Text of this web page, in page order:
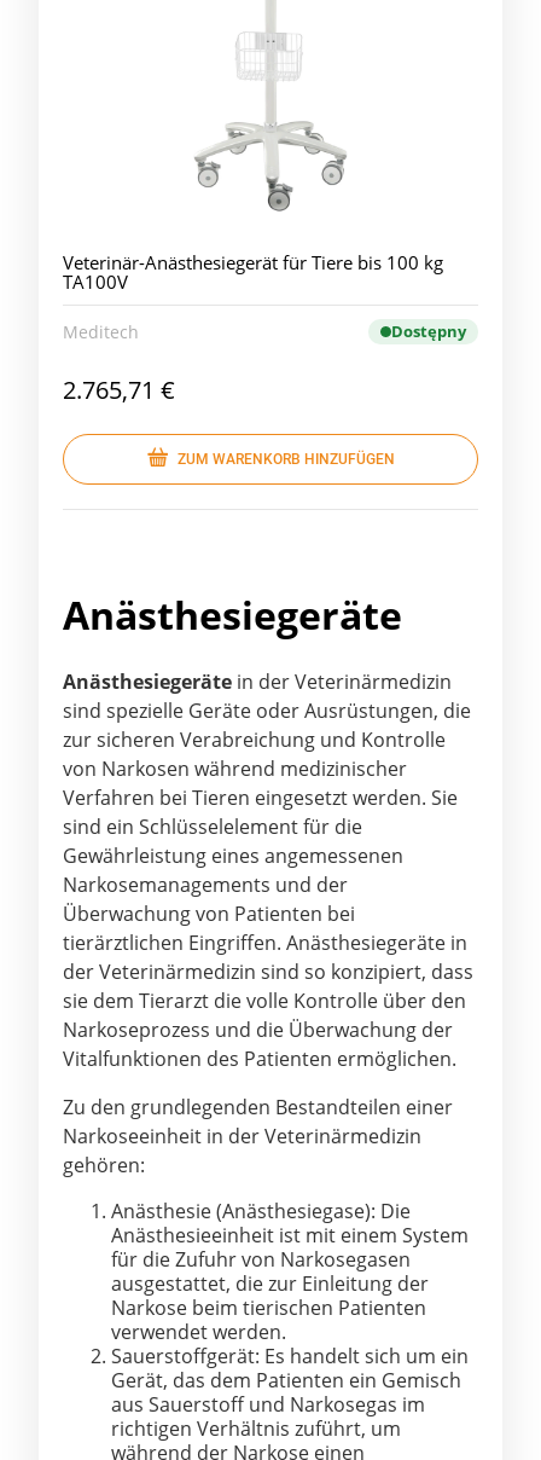
Veterinär-Anästhesiegerät für Tiere bis 100 kg
TA100V
Meditech Dostępny
2.765,71 €
ZUM WARENKORB HINZUFÜGEN
Anästhesiegeräte
Anästhesiegeräte in der Veterinärmedizin
sind spezielle Geräte oder Ausrüstungen, die
zur sicheren Verabreichung und Kontrolle
von Narkosen während medizinischer
Verfahren bei Tieren eingesetzt werden. Sie
sind ein Schlüsselelement für die
Gewährleistung eines angemessenen
Narkosemanagements und der
Überwachung von Patienten bei
tierärztlichen Eingriffen. Anästhesiegeräte in
der Veterinärmedizin sind so konzipiert, dass
sie dem Tierarzt die volle Kontrolle über den
Narkoseprozess und die Überwachung der
Vitalfunktionen des Patienten ermöglichen.
Zu den grundlegenden Bestandteilen einer
Narkoseeinheit in der Veterinärmedizin
gehören:
Anästhesie (Anästhesiegase): Die
Anästhesieeinheit ist mit einem System
für die Zufuhr von Narkosegasen
ausgestattet, die zur Einleitung der
Narkose beim tierischen Patienten
verwendet werden.
Sauerstoffgerät: Es handelt sich um ein
Gerät, das dem Patienten ein Gemisch
aus Sauerstoff und Narkosegas im
richtigen Verhältnis zuführt, um
während der Narkose einen